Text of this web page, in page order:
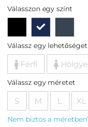
Válasszon egy színt
Válassz egy lehetőséget
Férfi
Válassz egy méretet
S M L XL
Nem biztos a